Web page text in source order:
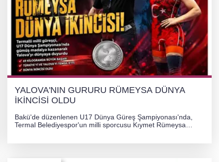
YALOVA'NIN GURURU RÜMEYSA DÜNYA
İKİNCİSİ OLDU
Bakü'de düzenlenen U17 Dünya Güreş Şampiyonası'nda,
Termal Belediyespor'un milli sporcusu Kıymet Rümeysa